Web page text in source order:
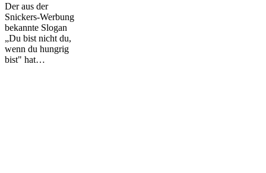
wenn
…
Der aus der
Snickers-Werbung
bekannte Slogan
„Du bist nicht du,
wenn du hungrig
bist" hat…